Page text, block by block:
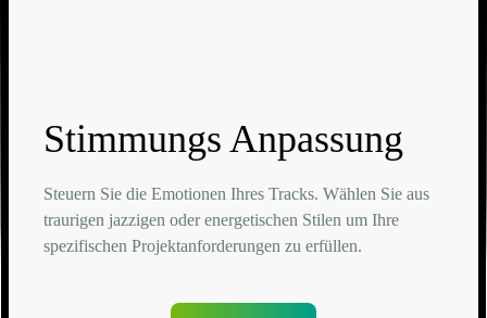
Stimmungs Anpassung
Steuern Sie die Emotionen Ihres Tracks. Wählen Sie aus
traurigen jazzigen oder energetischen Stilen um Ihre
spezifischen Projektanforderungen zu erfüllen.